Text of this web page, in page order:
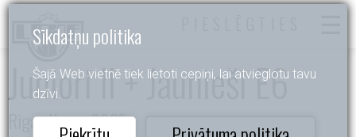
Sīkdatņu politika
Šajā Web vietnē tiek lietoti cepiņi, lai atvieglotu tavu
dzīvi.
Juniori II + Jaunieši E6
Rīgas Kauss 2025